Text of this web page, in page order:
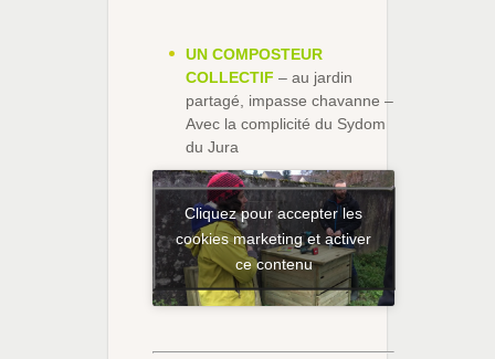
UN COMPOSTEUR
COLLECTIF – au jardin
partagé, impasse chavanne –
Avec la complicité du Sydom
du Jura
Cliquez pour accepter les
cookies marketing et activer
ce contenu